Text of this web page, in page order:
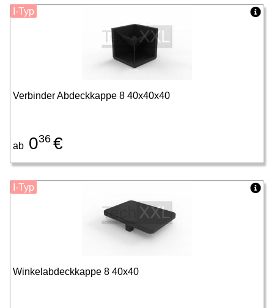
Verbinder Abdeckkappe 8 40x40x40
ab 036 €
I-Typ
Winkelabdeckkappe 8 40x40
I-Typ